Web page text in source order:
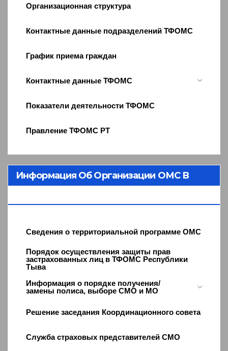
Организационная структура
Контактные данные подразделений ТФОМС
График приема граждан
Контактные данные ТФОМС
Показатели деятельности ТФОМС
Правление ТФОМС РТ
Информация Об Организации ОМС В
Сведения о территориальной программе ОМС
Порядок осуществления защиты прав
застрахованных лиц в ТФОМС Республики
Тыва
Информация о порядке получения/
замены полиса, выборе СМО и МО
Решение заседания Координационного совета
Служба страховых представителей СМО